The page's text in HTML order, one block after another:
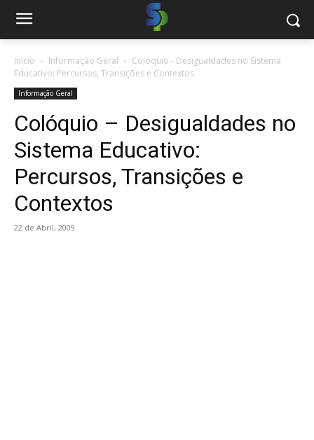
Início Informação Geral
Colóquio - Desigualdades no Sistema
Educativo: Percursos, Transições e Contextos
Informação Geral
Colóquio – Desigualdades no
Sistema Educativo:
Percursos, Transições e
Contextos
22 de Abril, 2009